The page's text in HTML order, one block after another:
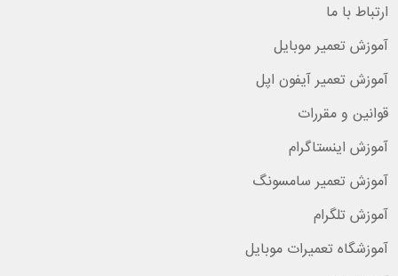
ارتباط با ما
آموزش تعمیر موبایل
آموزش تعمیر آیفون اپل
قوانین و مقررات
آموزش اینستاگرام
آموزش تعمیر سامسونگ
آموزش تلگرام
آموزشگاه تعمیرات موبایل